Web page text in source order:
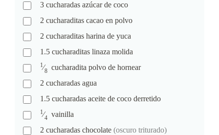
3 cucharadas azúcar de coco
2 cucharaditas cacao en polvo
2 cucharaditas harina de yuca
1.5 cucharaditas linaza molida
1⁄8 cucharadita polvo de hornear
2 cucharadas agua
1.5 cucharadas aceite de coco derretido
1⁄4 vainilla
2 cucharadas chocolate (oscuro triturado)